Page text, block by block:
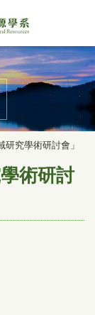
研究學術研討會」
術研討